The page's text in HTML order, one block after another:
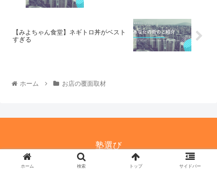
【みよちゃん食堂】ネギトロ丼がベスト
すぎる
ホーム お店の覆面取材
塾選び
© 2021-2026 塾選び.
ホーム 検索 トップ サイドバー